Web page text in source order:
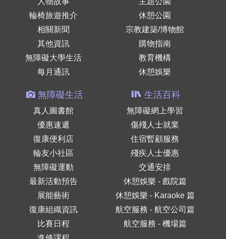
輪椅旅遊推介
相關新聞
其他資訊
無障礙大學生活
每月通訊
休憩公園
宗教建築/博物館
購物指南
教育機構
休憩娛樂
無障礙生活
真人圖書館
優惠速遞
復康便利店
輪友小社區
無障礙運動
最新活動預告
展能藝術
復康組織資訊
比賽日程
生活百科
無障礙網上學習
傷殘人士就業
住宿暫顧服務
殘疾人士優惠
交通安排
休憩娛樂 - 戲院篇
休憩娛樂 - Karaoke 篇
航空服務 - 航空公司篇
航空服務 - 機場篇